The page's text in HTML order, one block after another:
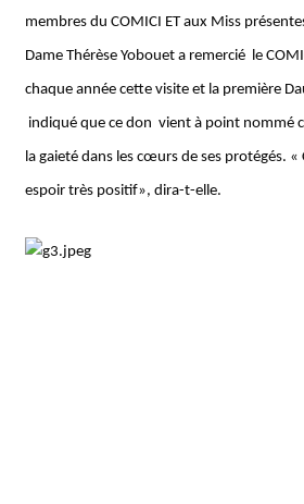
membres du COMICI ET aux Miss
Dame Thérèse Yobouet a remercié le
chaque année cette visite et la première
indiqué que ce don vient à point nommé
la gaieté dans les cœurs de ses protégés. «
espoir très positif», dira-t-elle.